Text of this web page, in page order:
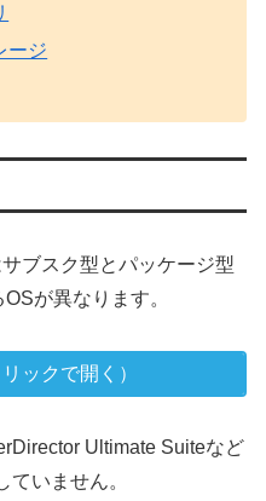
ージ
ブスク型とパッケージ型
が異なります。
ックで開く）
Ultimate Suiteなど
いません。